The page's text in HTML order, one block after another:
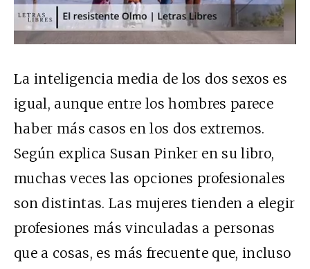
La inteligencia media de los dos sexos es
igual, aunque entre los hombres parece
haber más casos en los dos extremos.
Según explica Susan Pinker en su libro,
muchas veces las opciones profesionales
son distintas. Las mujeres tienden a elegir
profesiones más vinculadas a personas
que a cosas, es más frecuente que, incluso